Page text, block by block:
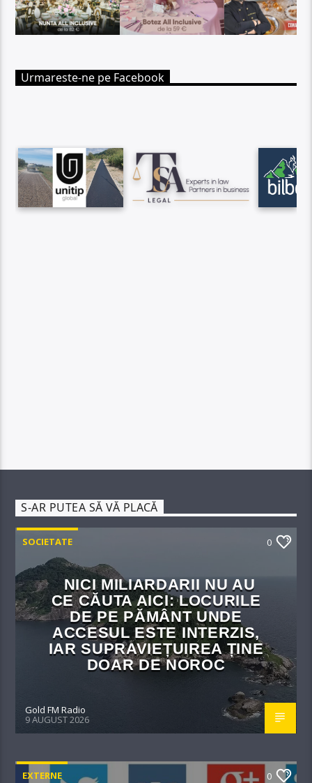
Urmareste-ne pe Facebook
S-AR PUTEA SĂ VĂ PLACĂ
SOCIETATE 0
NICI MILIARDARII NU AU
CE CĂUTA AICI: LOCURILE
DE PE PĂMÂNT UNDE
ACCESUL ESTE INTERZIS,
IAR SUPRAVIEȚUIREA ȚINE
DOAR DE NOROC
Gold FM Radio
9 AUGUST 2026
EXTERNE 0